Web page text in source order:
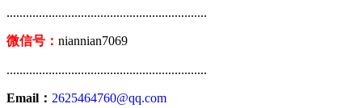
..............................................................
微信号： niannian7069
..............................................................
Email： 2625464760@qq.com